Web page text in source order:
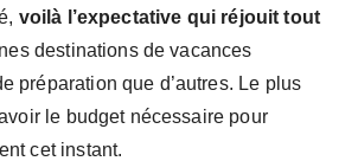
voilà l’expectative qui réjouit tout
destinations de vacances
préparation que d’autres. Le plus
le budget nécessaire pour
cet instant.